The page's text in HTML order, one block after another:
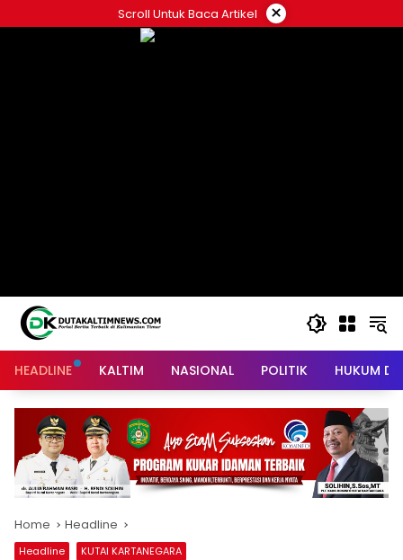
to
Scroll Untuk Baca Artikel ×
HEADLINE KALTIM NASIONAL POLITIK HUKUM
Home Headline
Headline KUTAI KARTANEGARA